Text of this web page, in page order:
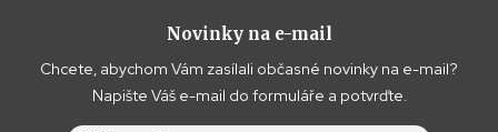
Novinky na e-mail
Chcete, abychom Vám zasílali občasné novinky na e-mail?
Napište Váš e-mail do formuláře a potvrďte.